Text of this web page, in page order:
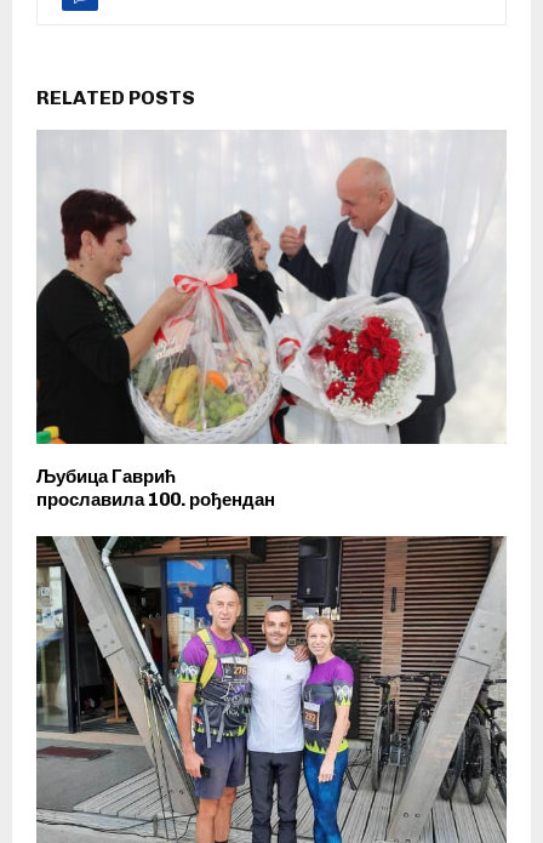
RELATED POSTS
Љубица Гаврић
прославила 100. рођендан